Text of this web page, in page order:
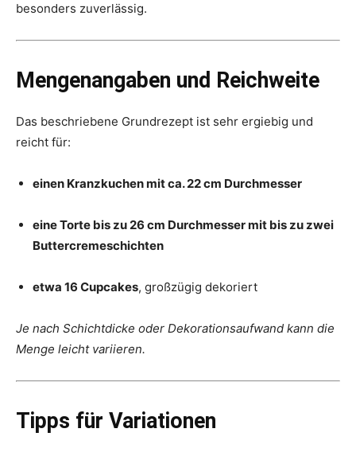
besonders zuverlässig.
Mengenangaben und Reichweite
Das beschriebene Grundrezept ist sehr ergiebig und
reicht für:
einen Kranzkuchen mit ca. 22 cm Durchmesser
eine Torte bis zu 26 cm Durchmesser mit bis zu zwei
Buttercremeschichten
etwa 16 Cupcakes, großzügig dekoriert
Je nach Schichtdicke oder Dekorationsaufwand kann die
Menge leicht variieren.
Tipps für Variationen